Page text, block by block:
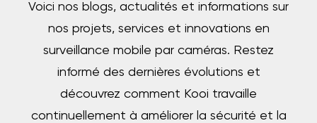
Voici nos blogs, actualités et informations sur
nos projets, services et innovations en
surveillance mobile par caméras. Restez
informé des dernières évolutions et
découvrez comment Kooi travaille
continuellement à améliorer la sécurité et la